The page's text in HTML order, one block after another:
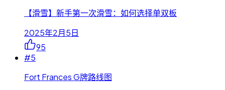
【滑雪】新手第一次滑雪：如何选择单双板
2025年2月5日
95
#5
Fort Frances G牌路线图